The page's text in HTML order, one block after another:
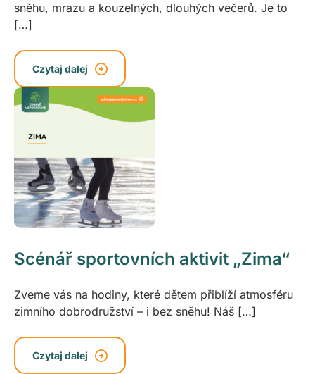
sněhu, mrazu a kouzelných, dlouhých večerů. Je to
[…]
Czytaj dalej
Scénář sportovních aktivit „Zima“
Zveme vás na hodiny, které dětem přiblíží atmosféru
zimního dobrodružství – i bez sněhu! Náš […]
Czytaj dalej